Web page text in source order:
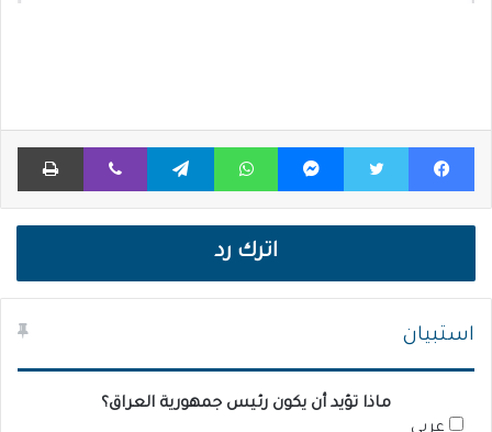
فيسبوك تويتر ماسنجر واتساب تيلقرام ڤايبر
اترك رد
استبيان
ماذا تؤيد أن يكون رئيس جمهورية العراق؟
عربي